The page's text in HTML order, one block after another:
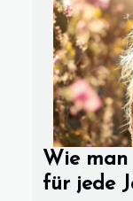
Wie
für jede